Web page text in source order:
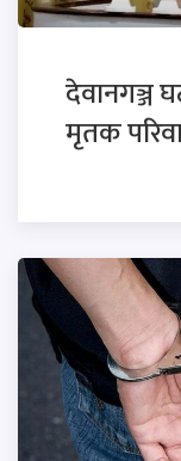
देवानगञ्ज
मृतक